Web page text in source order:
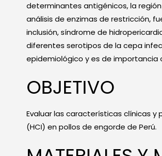
determinantes antigénicos, la región
análisis de enzimas de restricción,
inclusión, síndrome de
diferentes serotipos de la cepa
epidemiológico y es de importancia
OBJETIVO
Evaluar las características clínicas
(HCI) en pollos de engorde de Perú.